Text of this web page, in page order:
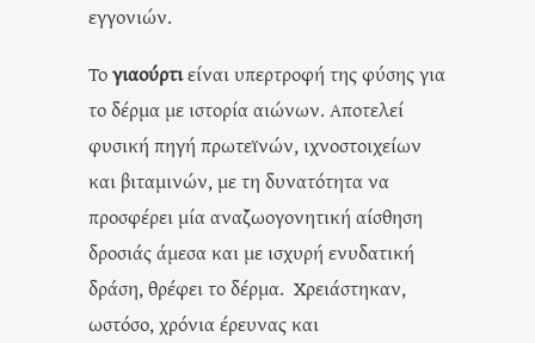
εγγονιών.
Τογιαούρτιείναι υπερτροφή της φύσης για
το δέρμα με ιστορία αιώνων. Αποτελεί
φυσική πηγή πρωτεϊνών, ιχνοστοιχείων
και βιταμινών, με τη δυνατότητα να
προσφέρει μία αναζωογονητική αίσθηση
δροσιάς άμεσα και με ισχυρή ενυδατική
δράση, θρέφει το δέρμα. Χρειάστηκαν,
ωστόσο, χρόνια έρευνας και